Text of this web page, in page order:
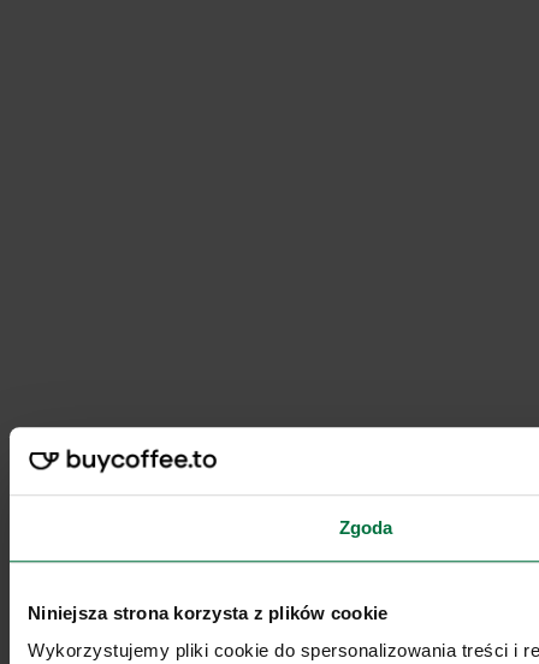
Zgoda
Niniejsza strona korzysta z plików cookie
Wykorzystujemy pliki cookie do spersonalizowania treści i